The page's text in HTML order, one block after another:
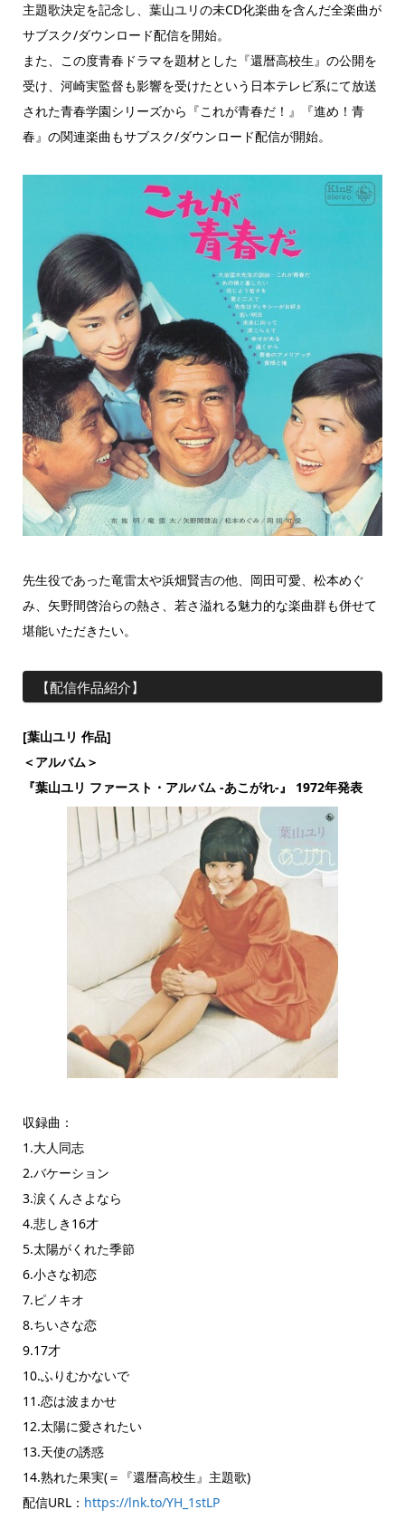
主題歌決定を記念し、葉山ユリの未CD化楽曲を含んだ全楽曲が
サブスク/ダウンロード配信を開始。
また、この度青春ドラマを題材とした『還暦高校生』の公開を
受け、河崎実監督も影響を受けたという日本テレビ系にて放送
された青春学園シリーズから『これが青春だ！』『進め！青
春』の関連楽曲もサブスク/ダウンロード配信が開始。
先生役であった竜雷太や浜畑賢吉の他、岡田可愛、松本めぐ
み、矢野間啓治らの熱さ、若さ溢れる魅力的な楽曲群も併せて
堪能いただきたい。
【配信作品紹介】
[葉山ユリ 作品]
＜アルバム＞
『葉山ユリ ファースト・アルバム -あこがれ-』 1972年発表
収録曲：
1.大人同志
2.バケーション
3.涙くんさよなら
4.悲しき16才
5.太陽がくれた季節
6.小さな初恋
7.ピノキオ
8.ちいさな恋
9.17才
10.ふりむかないで
11.恋は波まかせ
12.太陽に愛されたい
13.天使の誘惑
14.熟れた果実(＝『還暦高校生』主題歌)
配信URL： https://lnk.to/YH_1stLP